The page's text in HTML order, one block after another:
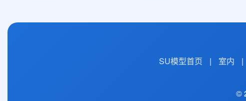
SU模型首页
| 室内 |
©